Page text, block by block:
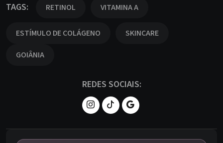
TAGS: RETINOL VITAMINA A
ESTÍMULO DE COLÁGENO
SKINCARE
GOIÂNIA
REDES SOCIAIS: